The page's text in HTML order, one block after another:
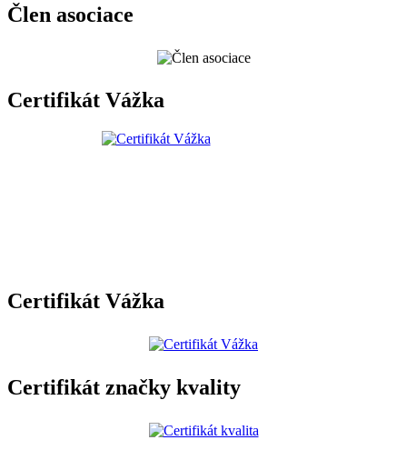
Člen asociace
Certifikát Vážka
Certifikát Vážka
Certifikát značky kvality